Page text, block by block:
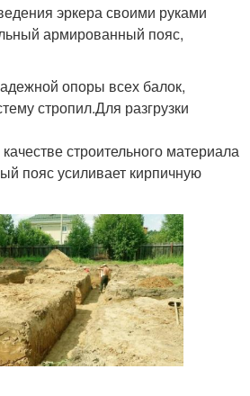
эркера своими руками
армированный пояс,
опоры всех балок,
стропил.Для разгрузки
строительного материала
пояс усиливает кирпичную